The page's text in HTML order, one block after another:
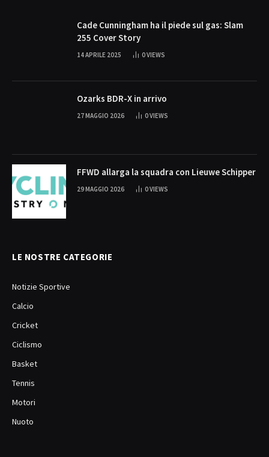
Cade Cunningham ha il piede sul gas: Slam
255 Cover Story
14 APRILE 2025 0VIEWS
Ozarks BDR-X in arrivo
27 MAGGIO 2026 0VIEWS
FFWD allarga la squadra con Lieuwe Schipper
29 MAGGIO 2026 0VIEWS
LE NOSTRE CATEGORIE
Notizie Sportive
Calcio
Cricket
Ciclismo
Basket
Tennis
Motori
Nuoto